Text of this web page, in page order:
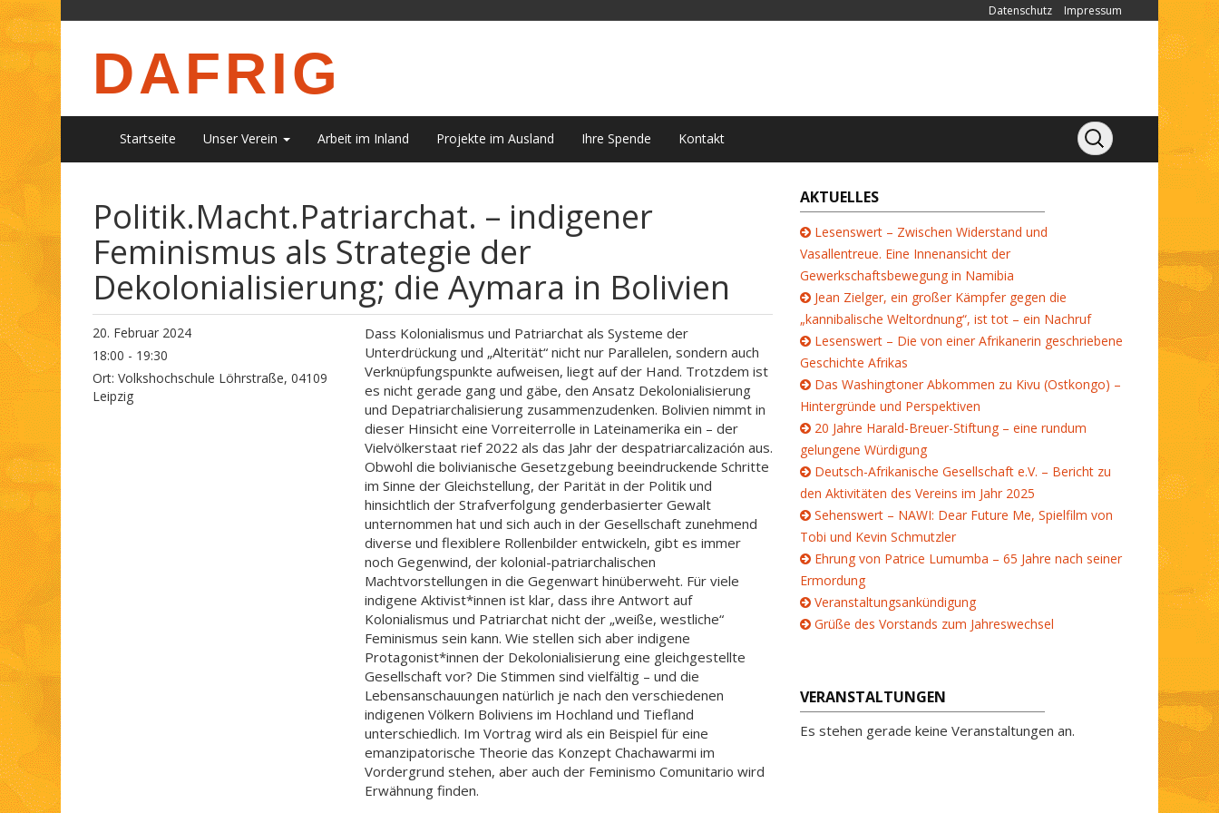
Datenschutz Impressum
DAFRIG
Startseite Unser Verein Arbeit im Inland Projekte im Ausland Ihre Spende Kontakt
Politik.Macht.Patriarchat. – indigener
Feminismus als Strategie der
Dekolonialisierung; die Aymara in Bolivien
20. Februar 2024
18:00 - 19:30
Ort: Volkshochschule Löhrstraße, 04109
Leipzig
Dass Kolonialismus und Patriarchat als Systeme der
Unterdrückung und „Alterität“ nicht nur Parallelen, sondern auch
Verknüpfungspunkte aufweisen, liegt auf der Hand. Trotzdem ist
es nicht gerade gang und gäbe, den Ansatz Dekolonialisierung
und Depatriarchalisierung zusammenzudenken. Bolivien nimmt in
dieser Hinsicht eine Vorreiterrolle in Lateinamerika ein – der
Vielvölkerstaat rief 2022 als das Jahr der despatriarcalización aus.
Obwohl die bolivianische Gesetzgebung beeindruckende Schritte
im Sinne der Gleichstellung, der Parität in der Politik und
hinsichtlich der Strafverfolgung genderbasierter Gewalt
unternommen hat und sich auch in der Gesellschaft zunehmend
diverse und flexiblere Rollenbilder entwickeln, gibt es immer
noch Gegenwind, der kolonial-patriarchalischen
Machtvorstellungen in die Gegenwart hinüberweht. Für viele
indigene Aktivist*innen ist klar, dass ihre Antwort auf
Kolonialismus und Patriarchat nicht der „weiße, westliche“
Feminismus sein kann. Wie stellen sich aber indigene
Protagonist*innen der Dekolonialisierung eine gleichgestellte
Gesellschaft vor? Die Stimmen sind vielfältig – und die
Lebensanschauungen natürlich je nach den verschiedenen
indigenen Völkern Boliviens im Hochland und Tiefland
unterschiedlich. Im Vortrag wird als ein Beispiel für eine
emanzipatorische Theorie das Konzept Chachawarmi im
Vordergrund stehen, aber auch der Feminismo Comunitario wird
Erwähnung finden.
AKTUELLES
Lesenswert – Zwischen Widerstand und
Vasallentreue. Eine Innenansicht der
Gewerkschaftsbewegung in Namibia
Jean Zielger, ein großer Kämpfer gegen die
„kannibalische Weltordnung“, ist tot – ein Nachruf
Lesenswert – Die von einer Afrikanerin geschriebene
Geschichte Afrikas
Das Washingtoner Abkommen zu Kivu (Ostkongo) –
Hintergründe und Perspektiven
20 Jahre Harald-Breuer-Stiftung – eine rundum
gelungene Würdigung
Deutsch-Afrikanische Gesellschaft e.V. – Bericht zu
den Aktivitäten des Vereins im Jahr 2025
Sehenswert – NAWI: Dear Future Me, Spielfilm von
Tobi und Kevin Schmutzler
Ehrung von Patrice Lumumba – 65 Jahre nach seiner
Ermordung
Veranstaltungsankündigung
Grüße des Vorstands zum Jahreswechsel
VERANSTALTUNGEN
Es stehen gerade keine Veranstaltungen an.